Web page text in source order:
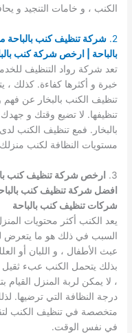
الكنب ، و خامات التنجيد و
2. شركة تنظيف كنب
بالباحة | ارخص شركة كنب
تعد شركة رواد التنظيف
خبرة و أكثرها كفاءة. كذلك
تنظيف الكنب بالبخار عن
تنظيفها. لا تضيع وقتك و
بالبخار. فمع تنظيف الكنب
مستويات النظافة لكنب
3. ارخص شركة تنظيف كنب
افضل شركة تنظيف كنب
شركات تنظيف كنب بالباحة
يعد الكنب أكثر محتويات
السبب في ذلك هو ما يتعرض
عبث الأطفال ، و اللبان أو
بذلك يتحمل الكنب عبء
، لا يمكن لربة المنزل
درجة النظافة التي ترضيها.
متخصصة في تنظيف الكنب
في نفس الوقت.